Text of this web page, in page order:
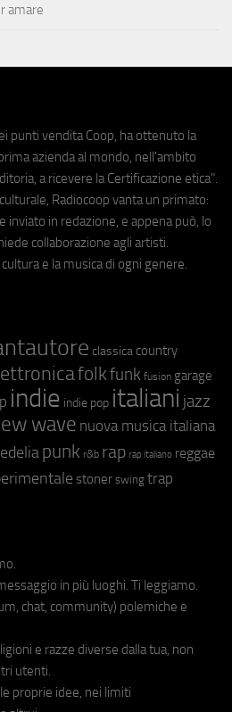
amare
punti vendita Coop, ha ottenuto la
azienda al mondo, nell'ambito
a ricevere la Certificazione etica".
Radiocoop vanta un primato:
inviato in redazione, e appena può, lo
collaborazione agli artisti.
e la musica di ogni genere.
classica country
folkfunk fusion garage
indie indie pop italiani jazz
wave nuova musica italiana
punk r&b rap rap italiano reggae
stoner swing trap
in più luoghi. Ti leggiamo.
chat, community) polemiche e
e razze diverse dalla tua, non
utenti.
proprie idee, nei limiti